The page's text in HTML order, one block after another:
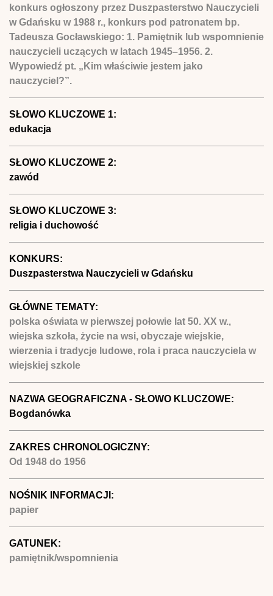
konkurs ogłoszony przez Duszpasterstwo Nauczycieli
w Gdańsku w 1988 r., konkurs pod patronatem bp.
Tadeusza Gocławskiego: 1. Pamiętnik lub wspomnienie
nauczycieli uczących w latach 1945–1956. 2.
Wypowiedź pt. „Kim właściwie jestem jako
nauczyciel?”.
SŁOWO KLUCZOWE 1:
edukacja
SŁOWO KLUCZOWE 2:
zawód
SŁOWO KLUCZOWE 3:
religia i duchowość
KONKURS:
Duszpasterstwa Nauczycieli w Gdańsku
GŁÓWNE TEMATY:
polska oświata w pierwszej połowie lat 50. XX w.,
wiejska szkoła, życie na wsi, obyczaje wiejskie,
wierzenia i tradycje ludowe, rola i praca nauczyciela w
wiejskiej szkole
NAZWA GEOGRAFICZNA - SŁOWO KLUCZOWE:
Bogdanówka
ZAKRES CHRONOLOGICZNY:
Od 1948 do 1956
NOŚNIK INFORMACJI:
papier
GATUNEK:
pamiętnik/wspomnienia